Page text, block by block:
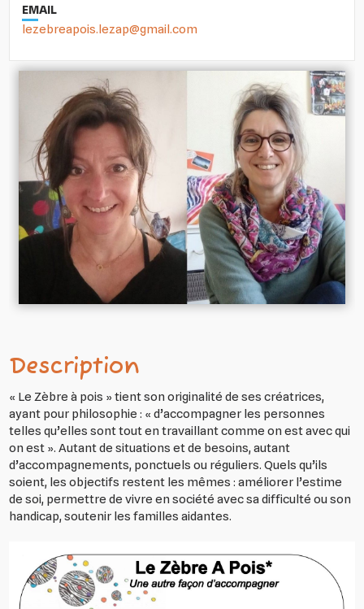
EMAIL
lezebreapois.lezap@gmail.com
Description
« Le Zèbre à pois » tient son originalité de ses créatrices,
ayant pour philosophie : « d’accompagner les personnes
telles qu’elles sont tout en travaillant comme on est avec qui
on est ». Autant de situations et de besoins, autant
d’accompagnements, ponctuels ou réguliers. Quels qu’ils
soient, les objectifs restent les mêmes : améliorer l’estime
de soi, permettre de vivre en société avec sa difficulté ou son
handicap, soutenir les familles aidantes.